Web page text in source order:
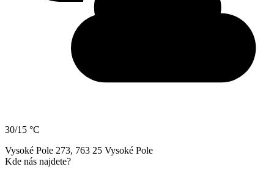
30/15 °C
Vysoké Pole 273, 763 25 Vysoké Pole
Kde nás najdete?